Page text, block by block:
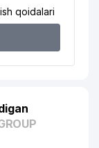
qoidalari